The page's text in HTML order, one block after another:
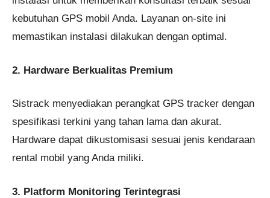
kebutuhan GPS mobil Anda. Layanan on-site ini
memastikan instalasi dilakukan dengan optimal.
2. Hardware Berkualitas Premium
Sistrack menyediakan perangkat GPS tracker dengan
spesifikasi terkini yang tahan lama dan akurat.
Hardware dapat dikustomisasi sesuai jenis kendaraan
rental mobil yang Anda miliki.
3. Platform Monitoring Terintegrasi